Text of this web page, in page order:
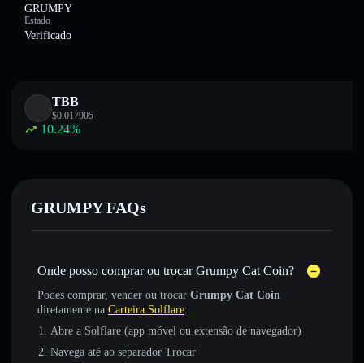
GRUMPY
Estado
Verificado
TBB
$0.017905
10.24%
GRUMPY FAQs
Onde posso comprar ou trocar Grumpy Cat Coin?
Podes comprar, vender ou trocar Grumpy Cat Coin
diretamente na Carteira Solflare:
Abre a Solflare (app móvel ou extensão de navegador)
Navega até ao separador Trocar